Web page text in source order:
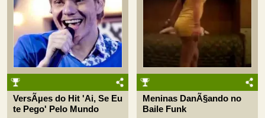
VersÃµes do Hit 'Ai, Se Eu
te Pego' Pelo Mundo
Meninas DanÃ§ando no
Baile Funk